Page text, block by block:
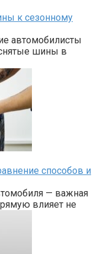
к сезонному
автомобилисты
шины в
способов и
— важная
влияет не